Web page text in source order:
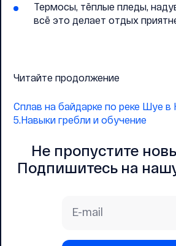
Термосы, тёплые пледы,
всё это делает отдых
Читайте продолжение
Сплав на байдарке по реке Шуе в
5.Навыки гребли и обучение
Не пропустите
Подпишитесь на
E-mail